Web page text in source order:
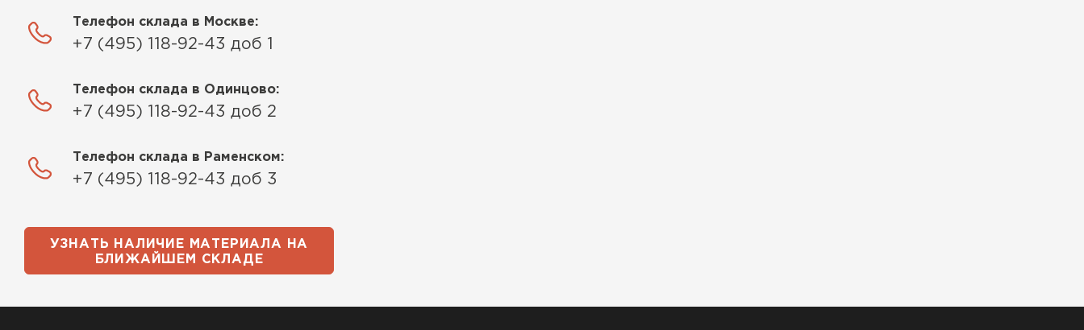
Телефон склада в Москве:
+7 (495) 118-92-43 доб 1
Телефон склада в Одинцово:
+7 (495) 118-92-43 доб 2
Телефон склада в Раменском:
+7 (495) 118-92-43 доб 3
УЗНАТЬ НАЛИЧИЕ МАТЕРИАЛА НА
БЛИЖАЙШЕМ СКЛАДЕ